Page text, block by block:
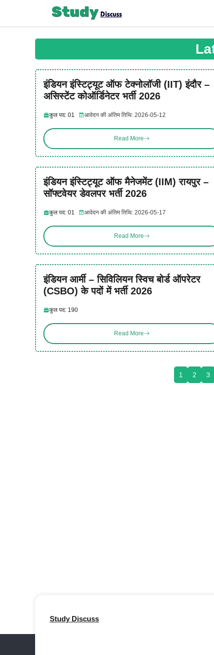
इंडियन इंस्टिट्यूट ऑफ टेक्नोलॉजी (IIT) इंदौर –
असिस्टेंट कोऑर्डिनेटर भर्ती 2026
कुल पद: 01 आवेदन की अंतिम तिथि: 2026-05-12
Read More
इंडियन इंस्टिट्यूट ऑफ मैनेजमेंट (IIM) रायपुर –
सॉफ्टवेयर डेवलपर भर्ती 2026
कुल पद: 01 आवेदन की अंतिम तिथि: 2026-05-17
Read More
इंडियन आर्मी – सिविलियन स्विच बोर्ड ऑपरेटर
(CSBO) के पदों में भर्ती 2026
कुल पद: 190
Read More
1 2 3
Study Discuss